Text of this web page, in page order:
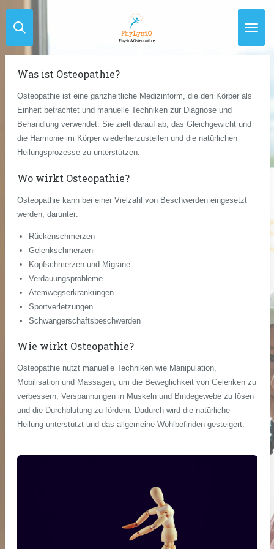
Zum
Hauptinhalt
Was ist Osteopathie?
Osteopathie ist eine ganzheitliche Medizinform, die den Körper als
Einheit betrachtet und manuelle Techniken zur Diagnose und
Behandlung verwendet. Sie zielt darauf ab, das Gleichgewicht und
die Harmonie im Körper wiederherzustellen und die natürlichen
Heilungsprozesse zu unterstützen.
Wo wirkt Osteopathie?
Osteopathie kann bei einer Vielzahl von Beschwerden eingesetzt
werden, darunter:
Rückenschmerzen
Gelenkschmerzen
Kopfschmerzen und Migräne
Verdauungsprobleme
Atemwegserkrankungen
Sportverletzungen
Schwangerschaftsbeschwerden
Wie wirkt Osteopathie?
Osteopathie nutzt manuelle Techniken wie Manipulation,
Mobilisation und Massagen, um die Beweglichkeit von Gelenken zu
verbessern, Verspannungen in Muskeln und Bindegewebe zu lösen
und die Durchblutung zu fördern. Dadurch wird die natürliche
Heilung unterstützt und das allgemeine Wohlbefinden gesteigert.